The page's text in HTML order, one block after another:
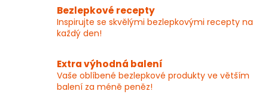
v
k
p
i
s
Bezlepkové recepty
Inspirujte se skvělými bezlepkovými recepty na
každý den!
Extra výhodná balení
Vaše oblíbené bezlepkové produkty ve větším
balení za méně peněz!